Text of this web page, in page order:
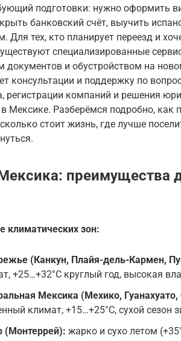
подготовки: нужно оформить
банковский счёт, выучить
Для тех, кто планирует переезд и
специализированные
документов и обустройством на
консультации и поддержку по
регистрации компаний и решения
Мексике. Разберёмся подробно, как
стоит жизнь, где лучше
преимущества
климатических зон:
(Канкун, Плайя-дель-Кармен,
+25…+32°C круглый год, высокая
Мексика (Мехико,
климат, +15…+25°C, сухой
(Монтеррей): жарко и сухо летом